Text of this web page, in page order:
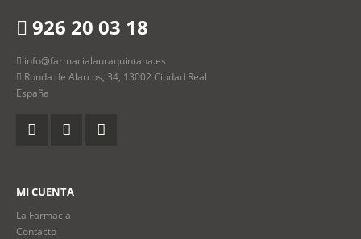
926 20 03 18
info@farmacialauraquintana.es
Ronda de Alarcos, 34, 13002 Ciudad Real
España
MI CUENTA
La Farmacia
Contacto